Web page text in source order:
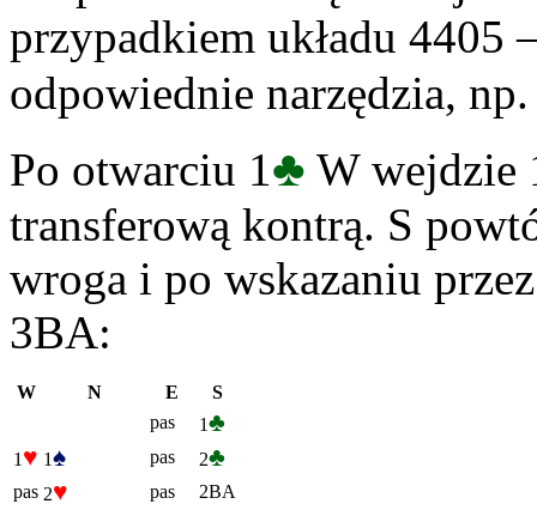
przypadkiem układu 4405
odpowiednie narzędzia,
Po otwarciu 1♣ W wejdzie
transferową kontrą. S
wroga i po wskazaniu
3BA:
W N E
S
pas
1♣
1 ♥ 1♠ pas 2♣
pas 2♥ pas
2BA